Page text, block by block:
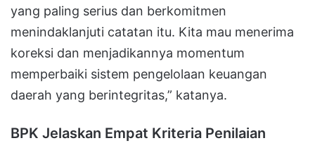
yang paling serius dan berkomitmen
menindaklanjuti catatan itu. Kita mau menerima
koreksi dan menjadikannya momentum
memperbaiki sistem pengelolaan keuangan
daerah yang berintegritas,” katanya.
BPK Jelaskan Empat Kriteria Penilaian